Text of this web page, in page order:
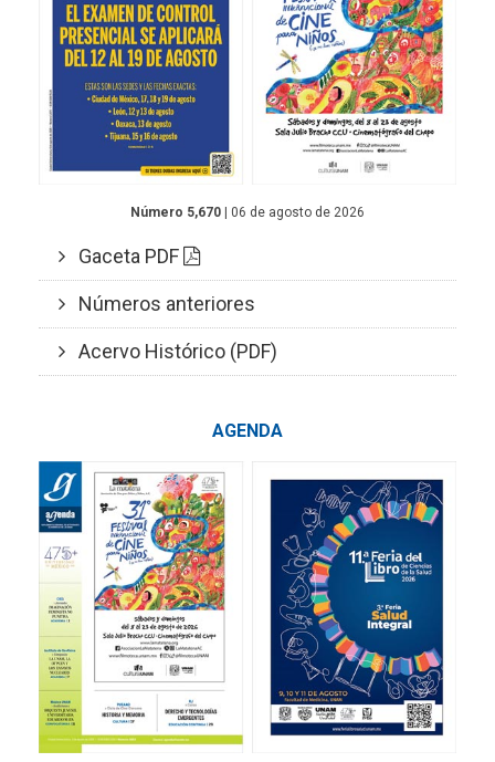
Número 5,670 | 06 de agosto de 2026
Gaceta PDF
Números anteriores
Acervo Histórico (PDF)
AGENDA